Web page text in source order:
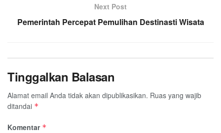
Next Post
Pemerintah Percepat Pemulihan Destinasti Wisata
Tinggalkan Balasan
Alamat email Anda tidak akan dipublikasikan. Ruas yang wajib
ditandai *
Komentar *